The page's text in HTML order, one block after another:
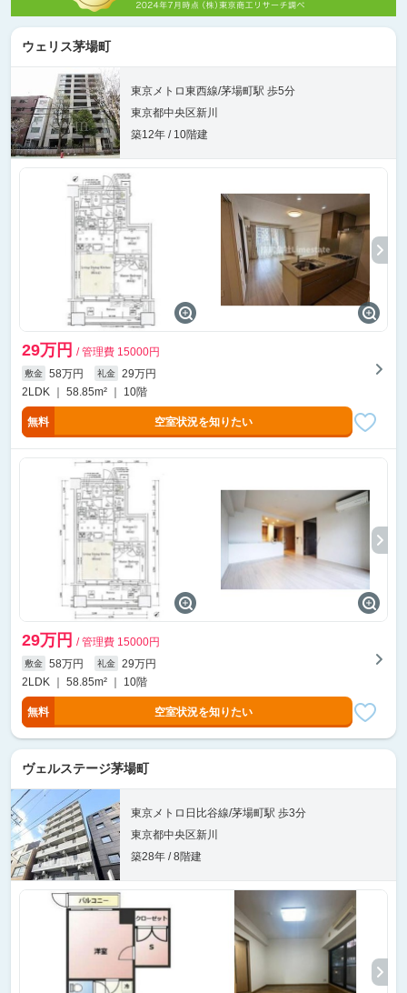
ウェリス茅場町
東京メトロ東西線/茅場町駅 歩5分
東京都中央区新川
築12年 / 10階建
29万円 / 管理費 15000円
敷金 58万円 礼金
29万円
2LDK ｜ 58.85m² ｜ 10階
無料 空室状況を知りたい
29万円 / 管理費 15000円
敷金 58万円 礼金
29万円
2LDK ｜ 58.85m² ｜ 10階
無料 空室状況を知りたい
ヴェルステージ茅場町
東京メトロ日比谷線/茅場町駅 歩3分
東京都中央区新川
築28年 / 8階建